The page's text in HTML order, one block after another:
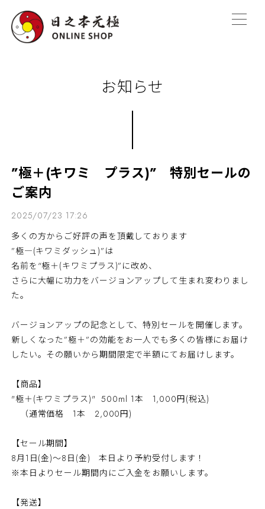
お知らせ
”極＋(キワミ プラス)” 特別セールの
ご案内
2025/07/23 17:26
多くの方からご好評の声を頂戴しております
”極―(キワミダッシュ)”は
名前を“極＋(キワミプラス)”に改め、
さらに大幅に功力をバージョンアップして生まれ変わりまし
た。
バージョンアップの記念として、特別セールを開催します。
新しくなった”極＋”の効能をお一人でも多くの皆様にお届け
したい。その願いから期間限定で半額にてお届けします。
【商品】
"極＋(キワミプラス)" 500ml 1本 1,000円(税込)
（通常価格 1本 2,000円)
【セール期間】
8月1日(金)～8日(金) 本日より予約受付します！
※本日よりセール期間内にご入金をお願いします。
【発送】